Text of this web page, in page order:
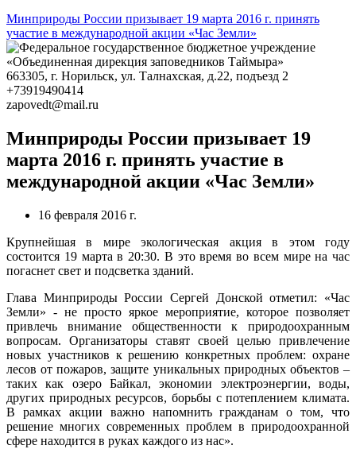
Минприроды России призывает 19 марта 2016 г. принять
участие в международной акции «Час Земли»
663305, г. Норильск, ул. Талнахская, д.22, подъезд 2
+73919490414
zapovedt@mail.ru
Минприроды России призывает 19
марта 2016 г. принять участие в
международной акции «Час Земли»
16 февраля 2016 г.
Крупнейшая в мире экологическая акция в этом году
состоится 19 марта в 20:30. В это время во всем мире на час
погаснет свет и подсветка зданий.
Глава Минприроды России Сергей Донской отметил: «Час
Земли» - не просто яркое мероприятие, которое позволяет
привлечь внимание общественности к природоохранным
вопросам. Организаторы ставят своей целью привлечение
новых участников к решению конкретных проблем: охране
лесов от пожаров, защите уникальных природных объектов –
таких как озеро Байкал, экономии электроэнергии, воды,
других природных ресурсов, борьбы с потеплением климата.
В рамках акции важно напомнить гражданам о том, что
решение многих современных проблем в природоохранной
сфере находится в руках каждого из нас».